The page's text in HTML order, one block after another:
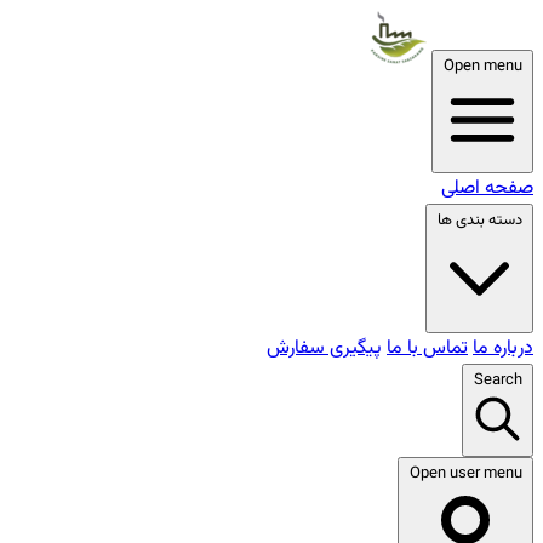
Open menu
صفحه اصلی
دسته بندی ها
درباره ماتماس با ما پیگیری سفارش
Search
Open user menu